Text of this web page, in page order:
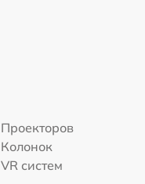
Проекторов
Колонок
VR систем